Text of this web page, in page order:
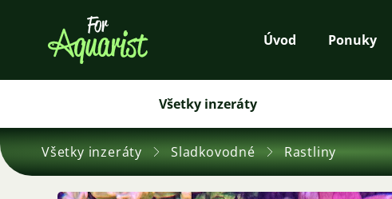
Úvod Ponuky
Všetky inzeráty
Všetky inzeráty Sladkovodné Rastliny